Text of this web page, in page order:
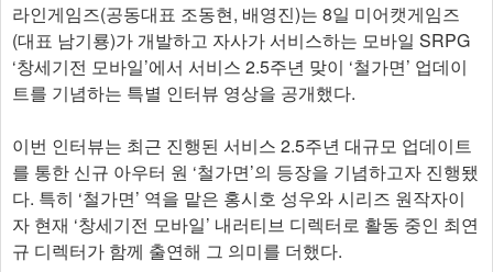
라인게임즈(공동대표 조동현, 배영진)는 8일 미어캣게임즈
(대표 남기룡)가 개발하고 자사가 서비스하는 모바일 SRPG
‘창세기전 모바일’에서 서비스 2.5주년 맞이 ‘철가면’ 업데이
트를 기념하는 특별 인터뷰 영상을 공개했다.
이번 인터뷰는 최근 진행된 서비스 2.5주년 대규모 업데이트
를 통한 신규 아우터 원 ‘철가면’의 등장을 기념하고자 진행됐
다. 특히 ‘철가면’ 역을 맡은 홍시호 성우와 시리즈 원작자이
자 현재 ‘창세기전 모바일’ 내러티브 디렉터로 활동 중인 최연
규 디렉터가 함께 출연해 그 의미를 더했다.